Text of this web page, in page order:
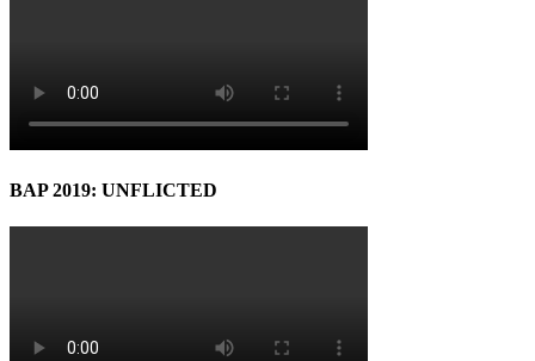
BAP 2019: UNFLICTED